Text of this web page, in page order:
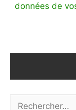
données de